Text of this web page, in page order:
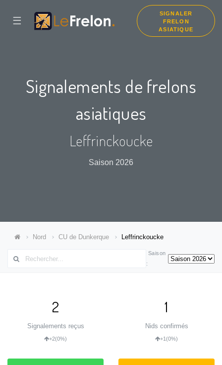
☰
SIGNALER
FRELON
ASIATIQUE
Signalements de frelons
asiatiques
Leffrinckoucke
Saison 2026
Nord CU de Dunkerque Leffrinckoucke
Saison
:
2
Signalements reçus
+2(0%)
1
Nids confirmés
+1(0%)